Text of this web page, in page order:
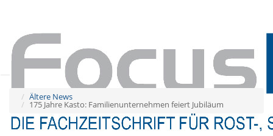
Ältere News
175 Jahre Kasto: Familienunternehmen feiert Jubiläum